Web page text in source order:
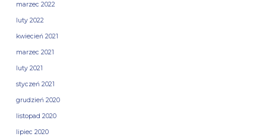
marzec 2022
luty 2022
kwiecień 2021
marzec 2021
luty 2021
styczeń 2021
grudzień 2020
listopad 2020
lipiec 2020